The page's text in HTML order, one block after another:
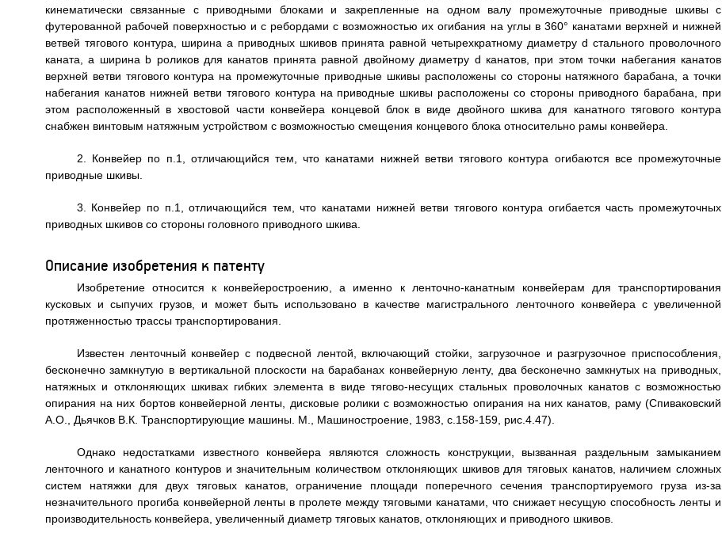
кинематически связанные с приводными блоками и закрепленные на одном валу промежуточные приводные шкивы с
футерованной рабочей поверхностью и с ребордами с возможностью их огибания на углы в 360° канатами верхней и нижней
ветвей тягового контура, ширина а приводных шкивов принята равной четырехкратному диаметру d стального проволочного
каната, а ширина b роликов для канатов принята равной двойному диаметру d канатов, при этом точки набегания канатов
верхней ветви тягового контура на промежуточные приводные шкивы расположены со стороны натяжного барабана, а точки
набегания канатов нижней ветви тягового контура на приводные шкивы расположены со стороны приводного барабана, при
этом расположенный в хвостовой части конвейера концевой блок в виде двойного шкива для канатного тягового контура
снабжен винтовым натяжным устройством с возможностью смещения концевого блока относительно рамы конвейера.
2. Конвейер по п.1, отличающийся тем, что канатами нижней ветви тягового контура огибаются все промежуточные
приводные шкивы.
3. Конвейер по п.1, отличающийся тем, что канатами нижней ветви тягового контура огибается часть промежуточных
приводных шкивов со стороны головного приводного шкива.
Описание изобретения к патенту
Изобретение относится к конвейеростроению, а именно к ленточно-канатным конвейерам для транспортирования
кусковых и сыпучих грузов, и может быть использовано в качестве магистрального ленточного конвейера с увеличенной
протяженностью трассы транспортирования.
Известен ленточный конвейер с подвесной лентой, включающий стойки, загрузочное и разгрузочное приспособления,
бесконечно замкнутую в вертикальной плоскости на барабанах конвейерную ленту, два бесконечно замкнутых на приводных,
натяжных и отклоняющих шкивах гибких элемента в виде тягово-несущих стальных проволочных канатов с возможностью
опирания на них бортов конвейерной ленты, дисковые ролики с возможностью опирания на них канатов, раму (Спиваковский
А.О., Дьячков В.К. Транспортирующие машины. М., Машиностроение, 1983, с.158-159, рис.4.47).
Однако недостатками известного конвейера являются сложность конструкции, вызванная раздельным замыканием
ленточного и канатного контуров и значительным количеством отклоняющих шкивов для тяговых канатов, наличием сложных
систем натяжки для двух тяговых канатов, ограничение площади поперечного сечения транспортируемого груза из-за
незначительного прогиба конвейерной ленты в пролете между тяговыми канатами, что снижает несущую способность ленты и
производительность конвейера, увеличенный диаметр тяговых канатов, отклоняющих и приводного шкивов.